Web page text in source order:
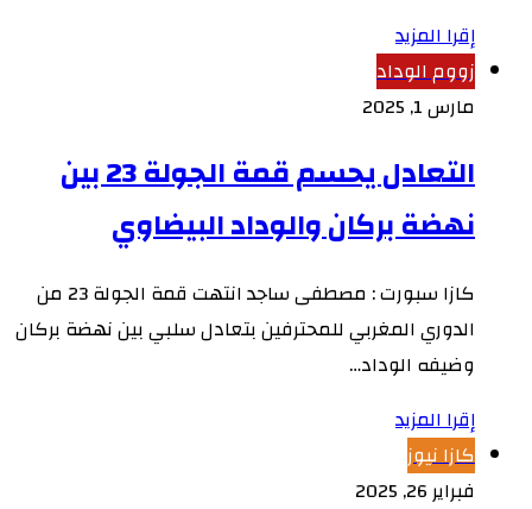
إقرا المزيد
زووم الوداد
مارس 1, 2025
التعادل يحسم قمة الجولة 23 بين
نهضة بركان والوداد البيضاوي
كازا سبورت : مصطفى ساجد انتهت قمة الجولة 23 من
الدوري المغربي للمحترفين بتعادل سلبي بين نهضة بركان
وضيفه الوداد…
إقرا المزيد
كازا نيوز
فبراير 26, 2025